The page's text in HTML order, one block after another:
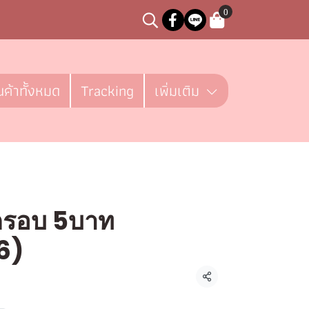
0
าทั้งหมด Tracking เพิ่มเติม
อบ 5บาท
แชร์